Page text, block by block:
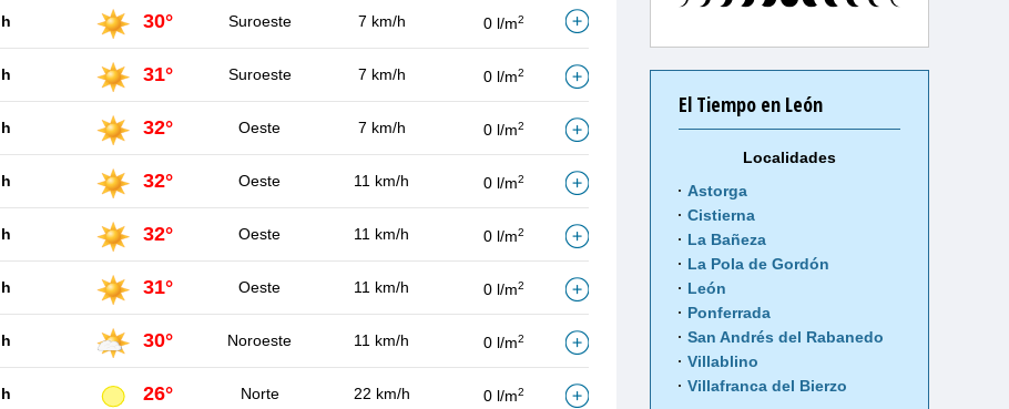
30° Suroeste 7 km/h 0 l/m2
31° Suroeste 7 km/h 0 l/m2
32° Oeste 7 km/h 0 l/m2
32° Oeste 11 km/h 0 l/m2
32° Oeste 11 km/h 0 l/m2
31° Oeste 11 km/h 0 l/m2
30° Noroeste 11 km/h 0 l/m2
26° Norte 22 km/h 0 l/m2
El Tiempo en León
Localidades
Astorga
Cistierna
La Bañeza
La Pola de Gordón
León
Ponferrada
San Andrés del Rabanedo
Villablino
Villafranca del Bierzo